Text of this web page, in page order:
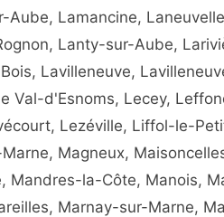
Lamancine,
Lanty-sur-Aube,
Lavilleneuve,
Val-d'Esnoms, Lecey,
Lezéville, Liffol-le-
Magneux,
Mandres-la-Côte, Manois,
Marnay-sur-Marne,